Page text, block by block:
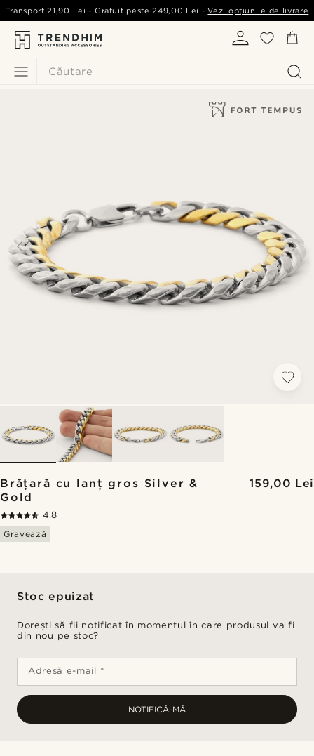
Căutare
Transport 21,90 Lei - Gratuit peste249,00 Lei -Vezi opțiunile de livrare
Brățară cu lanț gros Silver &
Gold
159,00 Lei
4.8
Gravează
Stoc epuizat
Dorești să fii notificat în momentul în care produsul va fi
din nou pe stoc?
Adresă e-mail *
NOTIFICĂ-MĂ